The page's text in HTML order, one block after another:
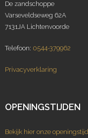
De zandschoppe
Varseveldseweg 62A
7131JA Lichtenvoorde
Telefoon: 0544-379962
Privacyverklaring
OPENINGSTIJDEN
Bekijk hier onze